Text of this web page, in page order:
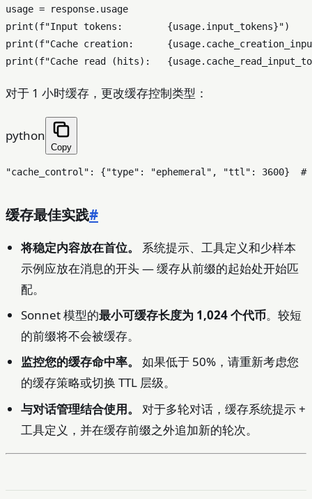
print (f"Input tokens: {usage.input_tokens}"
print (f"Cache creation:
print (f"Cache read (hits):
对于 1 小时缓存，更改缓存控制类型：
python
Copy
"cache_control" : {"type" : "ephemeral" , "ttl" : 3600} #
缓存最佳实践#
将稳定内容放在首位。
系统提示、工具定义和少样本
示例应放在消息的开头 — 缓存从前缀的起始处开始匹
配。
Sonnet 模型的最小可缓存长度为 1,024 个代币。较短
的前缀将不会被缓存。
监控您的缓存命中率。
如果低于 50%，请重新考虑您
的缓存策略或切换 TTL 层级。
与对话管理结合使用。
对于多轮对话，缓存系统提示 +
工具定义，并在缓存前缀之外追加新的轮次。